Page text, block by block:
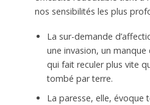
nos sensibilités les plus
La sur-demande
une invasion, un manque
qui fait reculer plus vite
tombé par terre.
La paresse, elle, évoque